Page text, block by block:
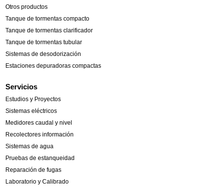
Otros productos
Tanque de tormentas compacto
Tanque de tormentas clarificador
Tanque de tormentas tubular
Sistemas de desodorización
Estaciones depuradoras compactas
Servicios
Estudios y Proyectos
Sistemas eléctricos
Medidores caudal y nivel
Recolectores información
Sistemas de agua
Pruebas de estanqueidad
Reparación de fugas
Laboratorio y Calibrado